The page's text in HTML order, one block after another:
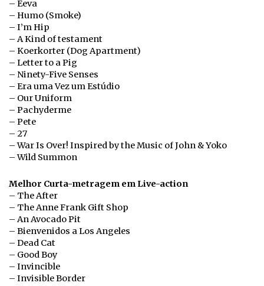
– Eeva
– Humo (Smoke)
– I’m Hip
– A Kind of testament
– Koerkorter (Dog Apartment)
– Letter to a Pig
– Ninety-Five Senses
– Era uma Vez um Estúdio
– Our Uniform
– Pachyderme
– Pete
– 27
– War Is Over! Inspired by the Music of John & Yoko
– Wild Summon
Melhor Curta-metragem em Live-action
– The After
– The Anne Frank Gift Shop
– An Avocado Pit
– Bienvenidos a Los Angeles
– Dead Cat
– Good Boy
– Invincible
– Invisible Border